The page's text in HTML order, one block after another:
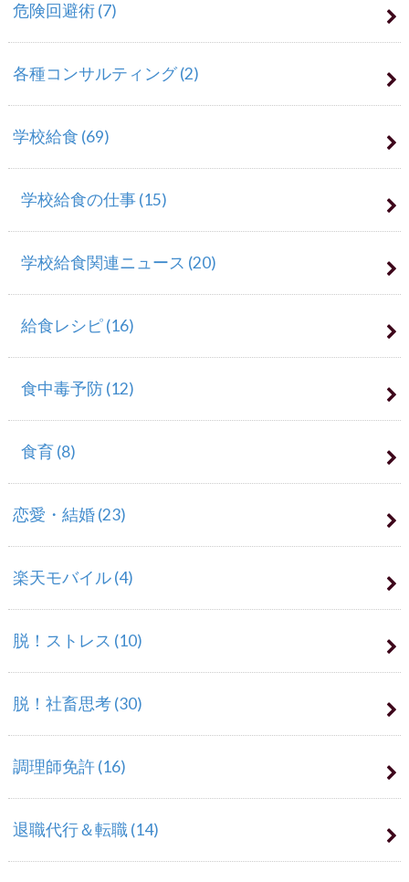
危険回避術(7)
各種コンサルティング(2)
学校給食 (69)
学校給食の仕事(15)
学校給食関連ニュース (20)
給食レシピ(16)
食中毒予防(12)
食育(8)
恋愛・結婚(23)
楽天モバイル(4)
脱！ストレス (10)
脱！社畜思考(30)
調理師免許(16)
退職代行＆転職(14)